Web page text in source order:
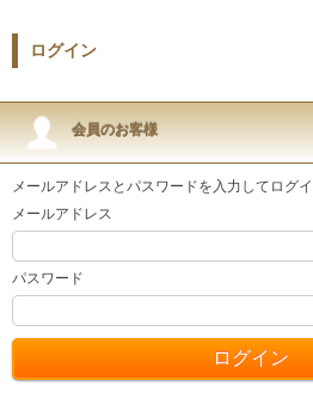
ログイン
会員のお客様
メールアドレスとパスワードを入力してログイ
メールアドレス
パスワード